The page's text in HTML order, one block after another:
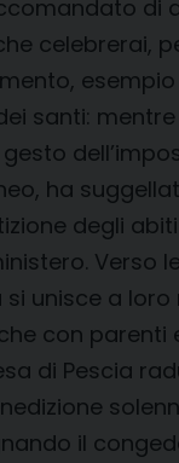
celebrerai,
santi:
ha
degli
Verso
unisce a loro
con parenti
di Pescia
il